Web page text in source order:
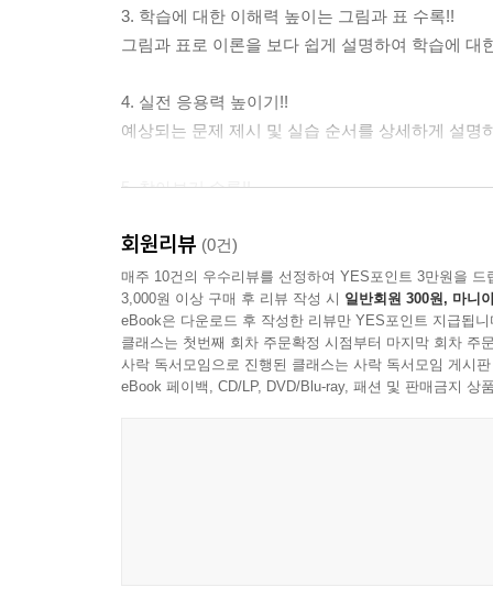
02 PLC 이력관리
03 PLC 관리하기
01 기능 테스트
02 PLC 입?출력 기기 종류
03 모니터링 및 프로그램 오류수정
04 기능 테스트하기
3. 학습에 대한 이해력 높이는 그림과 표 수록!!
그림과 표로 이론을 보다 쉽게 설명하여 학습에 대
4. 실전 응용력 높이기!!
예상되는 문제 제시 및 실습 순서를 상세하게 설명
5. 찾아보기 수록!!
회원리뷰 (0건)
매주 10건의 우수리뷰를 선정하여 YES포인트 3만원을 드
3,000원 이상 구매 후 리뷰 작성 시 일반회원 300원, 마니
eBook은 다운로드 후 작성한 리뷰만 YES포인트 지급됩니
클래스는 첫번째 회차 주문확정 시점부터 마지막 회차 주
사락 독서모임으로 진행된 클래스는 사락 독서모임 게시
eBook 페이백, CD/LP, DVD/Blu-ray, 패션 및 판매금지 상